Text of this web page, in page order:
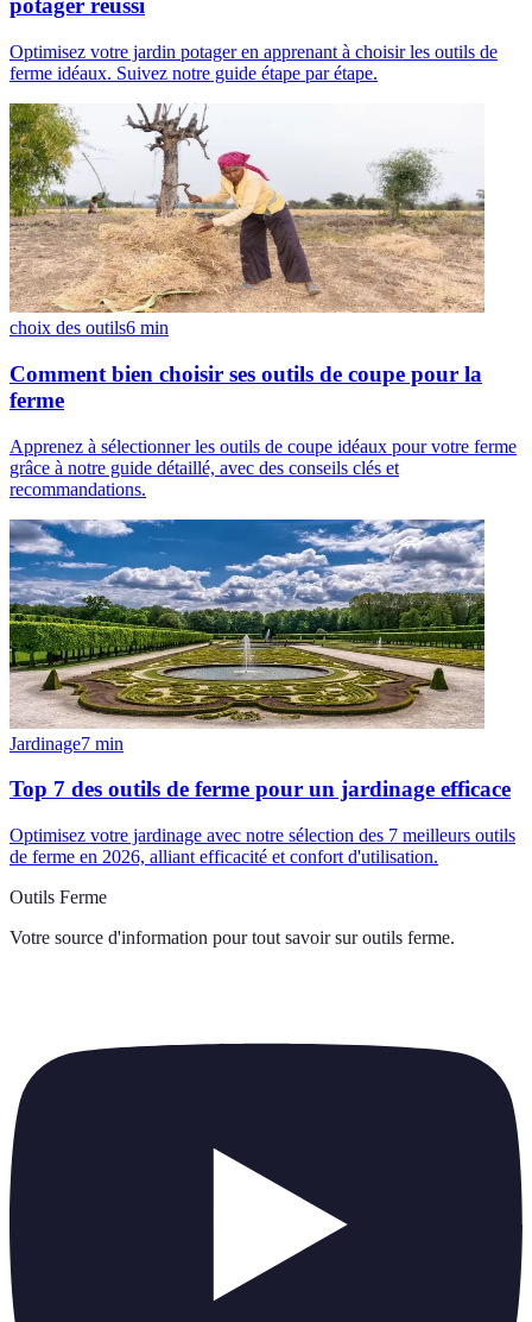
potager réussi
Optimisez votre jardin potager en apprenant à choisir les outils de
ferme idéaux. Suivez notre guide étape par étape.
choix des outils6 min
Comment bien choisir ses outils de coupe pour la
ferme
Apprenez à sélectionner les outils de coupe idéaux pour votre ferme
grâce à notre guide détaillé, avec des conseils clés et
recommandations.
Jardinage7 min
Top 7 des outils de ferme pour un jardinage efficace
Optimisez votre jardinage avec notre sélection des 7 meilleurs outils
de ferme en 2026, alliant efficacité et confort d'utilisation.
Outils Ferme
Votre source d'information pour tout savoir sur outils ferme.